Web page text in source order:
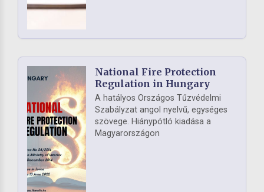
National Fire Protection
Regulation in Hungary
A hatályos Országos Tűzvédelmi
Szabályzat angol nyelvű, egységes
szövege. Hiánypótló kiadása a
Magyarországon